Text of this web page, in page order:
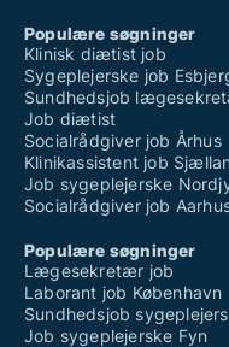
Populære søgninger
Klinisk diætist job
Sygeplejerske job
Sundhedsjob
Job diætist
Socialrådgiver job Århus
Klinikassistent job
Job sygeplejerske
Socialrådgiver job
Populære søgninger
Lægesekretær job
Laborant job København
Sundhedsjob
Job sygeplejerske Fyn